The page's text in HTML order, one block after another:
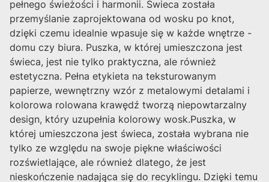
pełnego świeżości i harmonii. Świeca została
przemyślanie zaprojektowana od wosku po knot,
dzięki czemu idealnie wpasuje się w każde wnętrze -
domu czy biura. Puszka, w której umieszczona jest
świeca, jest nie tylko praktyczna, ale również
estetyczna. Pełna etykieta na teksturowanym
papierze, wewnętrzny wzór z metalowymi detalami i
kolorowa rolowana krawędź tworzą niepowtarzalny
design, który uzupełnia kolorowy wosk.Puszka, w
której umieszczona jest świeca, została wybrana nie
tylko ze względu na swoje piękne właściwości
rozświetlające, ale również dlatego, że jest
nieskończenie nadająca się do recyklingu. Dzięki temu